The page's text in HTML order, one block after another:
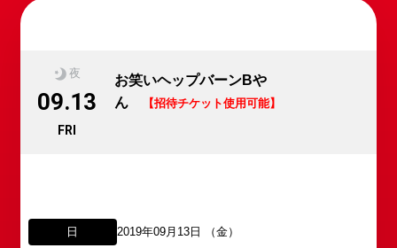
夜
09.13
FRI
お笑いヘップバーンBや
ん
【招待チケット使用可能】
日 2019年09月13日 （金）